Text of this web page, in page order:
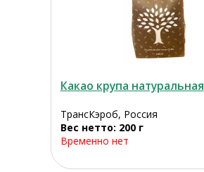
Какао крупа натуральная
ТрансКэроб, Россия
Вес нетто: 200 г
Временно нет